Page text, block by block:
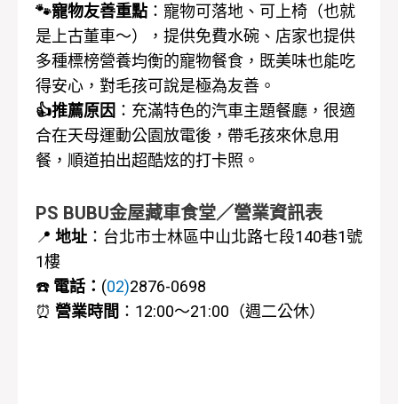
🐾寵物友善重點 ：寵物可落地、可上椅（也就
是上古董車～），提供免費水碗、店家也提供
多種標榜營養均衡的寵物餐食，既美味也能吃
得安心，對毛孩可說是極為友善。
👍推薦原因 ：充滿特色的汽車主題餐廳，很適
合在天母運動公園放電後，帶毛孩來休息用
餐，順道拍出超酷炫的打卡照。
PS BUBU金屋藏車食堂／營業資訊表
📍 地址 ： 台北市士林區中山北路七段140巷1號
1樓
☎️ 電話： (02)2876-0698
⏰ 營業時間 ： 12:00～21:00（週二公休）